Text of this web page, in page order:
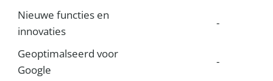
Nieuwe functies en
innovaties
-
Geoptimalseerd voor
Google
-